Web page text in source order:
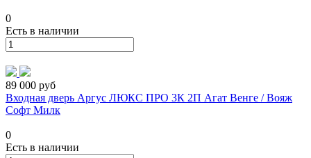
0
Есть в наличии
89 000 руб
Входная дверь Аргус ЛЮКС ПРО 3К 2П Агат Венге / Вояж
Софт Милк
0
Есть в наличии